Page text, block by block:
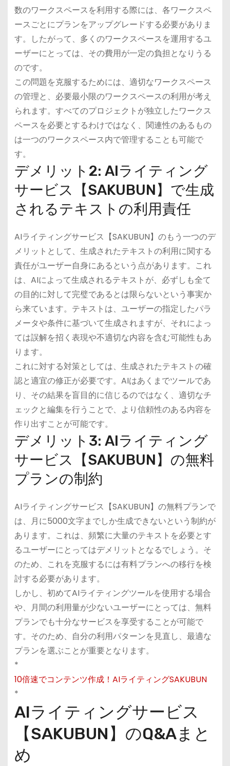
数のワークスペースを利用する際には、各ワークスペ
ースごとにプランをアップグレードする必要がありま
す。したがって、多くのワークスペースを運用するユ
ーザーにとっては、その費用が一定の負担となりうる
のです。
この問題を克服するためには、適切なワークスペース
の管理と、必要最小限のワークスペースの利用が考え
られます。すべてのプロジェクトが独立したワークス
ペースを必要とするわけではなく、関連性のあるもの
は一つのワークスペース内で管理することも可能で
す。
デメリット2: AIライティング
サービス【SAKUBUN】で生成
されるテキストの利用責任
AIライティングサービス【SAKUBUN】のもう一つのデ
メリットとして、生成されたテキストの利用に関する
責任がユーザー自身にあるという点があります。これ
は、AIによって生成されるテキストが、必ずしも全て
の目的に対して完璧であるとは限らないという事実か
ら来ています。テキストは、ユーザーの指定したパラ
メータや条件に基づいて生成されますが、それによっ
ては誤解を招く表現や不適切な内容を含む可能性もあ
ります。
これに対する対策としては、生成されたテキストの確
認と適宜の修正が必要です。AIはあくまでツールであ
り、その結果を盲目的に信じるのではなく、適切なチ
ェックと編集を行うことで、より信頼性のある内容を
作り出すことが可能です。
デメリット3: AIライティング
サービス【SAKUBUN】の無料
プランの制約
AIライティングサービス【SAKUBUN】の無料プランで
は、月に5000文字までしか生成できないという制約が
あります。これは、頻繁に大量のテキストを必要とす
るユーザーにとってはデメリットとなるでしょう。そ
のため、これを克服するには有料プランへの移行を検
討する必要があります。
しかし、初めてAIライティングツールを使用する場合
や、月間の利用量が少ないユーザーにとっては、無料
プランでも十分なサービスを享受することが可能で
す。そのため、自分の利用パターンを見直し、最適な
プランを選ぶことが重要となります。
*
10倍速でコンテンツ作成！AIライティングSAKUBUN
*
AIライティングサービス
【SAKUBUN】のQ&Aまと
め